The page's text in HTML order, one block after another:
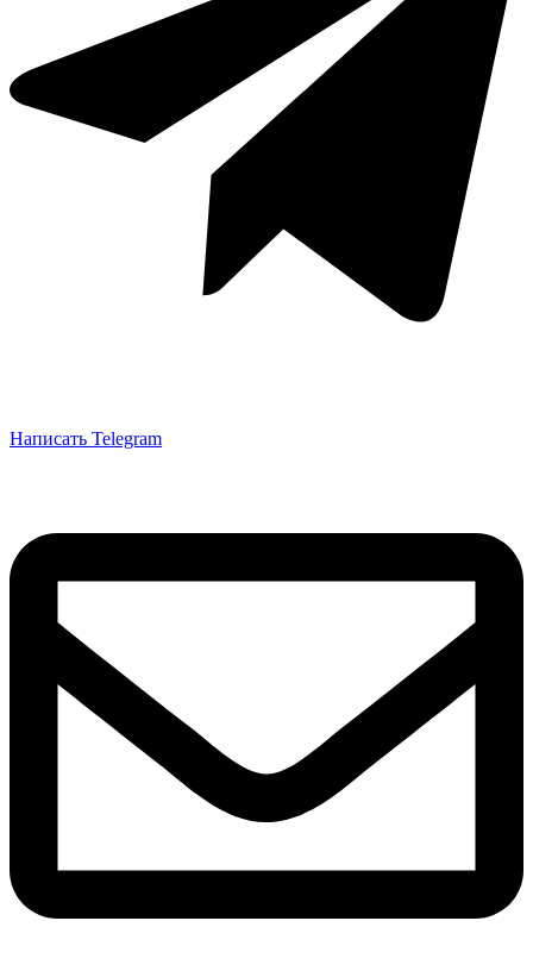
Написать Telegram